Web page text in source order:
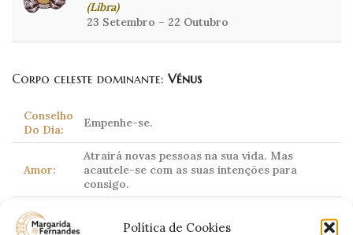
Política de Cookies
(Libra)
23 Setembro – 22 Outubro
Corpo celeste dominante: Vénus
Conselho
Do Dia:
Empenhe-se.
Amor:
Atrairá novas pessoas na sua vida. Mas
acautele-se com as suas intenções para
consigo.
Trabalho:
concentre-se.